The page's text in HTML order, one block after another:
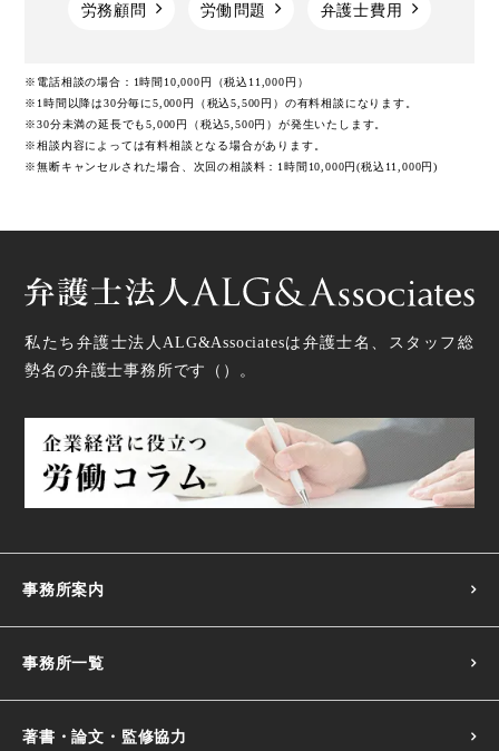
労務顧問 労働問題 弁護士費用
※電話相談の場合：1時間10,000円（税込11,000円）
※1時間以降は30分毎に5,000円（税込5,500円）の有料相談になります。
※30分未満の延長でも5,000円（税込5,500円）が発生いたします。
※相談内容によっては有料相談となる場合があります。
※無断キャンセルされた場合、次回の相談料：1時間10,000円(税込11,000円)
私たち弁護士法人ALG&Associatesは弁護士名、スタッフ 総
勢名の弁護士事務所です（ ）。
事務所案内
事務所一覧
著書・論文・監修協力